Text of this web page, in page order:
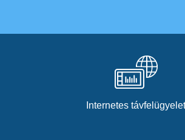
Internetes távfelügyelet